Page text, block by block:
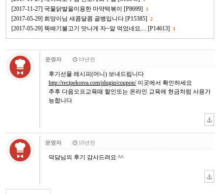
[2017-11-27] 국물닭발을이용한 마약떡볶이 [P8699] 1
[2017-05-29] 희망이님 새콤달콤 골뱅입니다 [P15385] 2
[2017-05-29] 뚝배기불고기 맛나게 자~알 먹었네요.... [P14613] 1
운영자 10년전
후기선물 레시피(머니) 보내드립니다
http://recipekorea.com/plugin/coupon/이곳에서 확인하세요
추후 다음오프교육때 할인또는 온라인 교육에 현금처럼 사용가
능합니다
운영자 10년전
덕담님의 후기 감사드려요 ^^